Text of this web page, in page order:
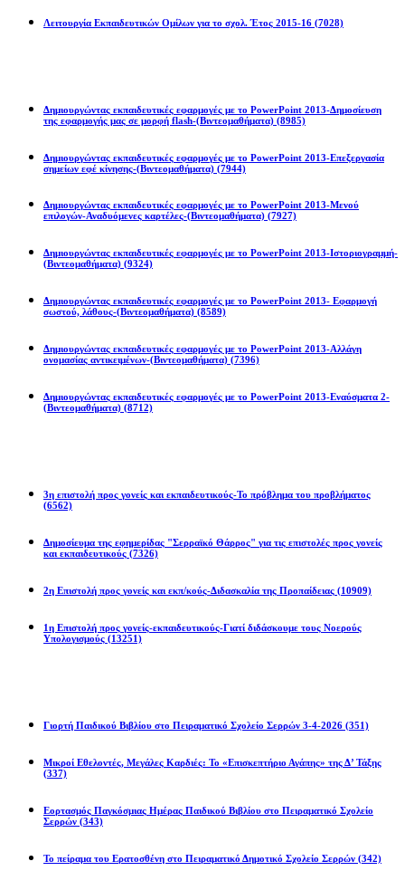
Λειτουργία Εκπαιδευτικών Ομίλων για το σχολ. Έτος 2015-16 (7028)
Δημιουργώντας εκπαιδευτικές εφαρμογές με το PowerPoint 2013-Δημοσίευση
της εφαρμογής μας σε μορφή flash-(Βιντεομαθήματα) (8985)
Δημιουργώντας εκπαιδευτικές εφαρμογές με το PowerPoint 2013-Επεξεργασία
σημείων εφέ κίνησης-(Βιντεομαθήματα) (7944)
Δημιουργώντας εκπαιδευτικές εφαρμογές με το PowerPoint 2013-Μενού
επιλογών-Αναδυόμενες καρτέλες-(Βιντεομαθήματα) (7927)
Δημιουργώντας εκπαιδευτικές εφαρμογές με το PowerPoint 2013-Ιστοριογραμμή-
(Βιντεομαθήματα) (9324)
Δημιουργώντας εκπαιδευτικές εφαρμογές με το PowerPoint 2013- Εφαρμογή
σωστού, λάθους-(Βιντεομαθήματα) (8589)
Δημιουργώντας εκπαιδευτικές εφαρμογές με το PowerPoint 2013-Αλλάγη
ονομασίας αντικειμένων-(Βιντεομαθήματα) (7396)
Δημιουργώντας εκπαιδευτικές εφαρμογές με το PowerPoint 2013-Εναύσματα 2-
(Βιντεομαθήματα) (8712)
3η επιστολή προς γονείς και εκπαιδευτικούς-Το πρόβλημα του προβλήματος
(6562)
Δημοσίευμα της εφημερίδας "Σερραϊκό Θάρρος" για τις επιστολές προς γονείς
και εκπαιδευτικούς (7326)
2η Eπιστολή προς γονείς και εκπ/κούς-Διδασκαλία της Προπαίδειας (10909)
1η Επιστολή προς γονείς-εκπαιδευτικούς-Γιατί διδάσκουμε τους Νοερούς
Υπολογισμούς (13251)
Γιορτή Παιδικού Βιβλίου στο Πειραματικό Σχολείο Σερρών 3-4-2026 (351)
Μικροί Εθελοντές, Μεγάλες Καρδιές: Το «Επισκεπτήριο Αγάπης» της Δ’ Τάξης
(337)
Εορτασμός Παγκόσμιας Ημέρας Παιδικού Βιβλίου στο Πειραματικό Σχολείο
Σερρών (343)
Το πείραμα του Ερατοσθένη στο Πειραματικό Δημοτικό Σχολείο Σερρών (342)